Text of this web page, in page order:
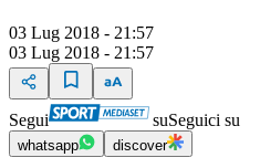
03 Lug 2018 - 21:57
03 Lug 2018 - 21:57
Segui suSeguici su
whatsapp discover